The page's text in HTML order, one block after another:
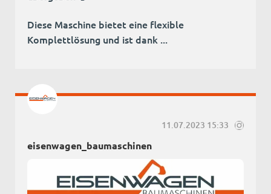
Diese Maschine bietet eine flexible
Komplettlösung und ist dank ...
11.07.2023 15:33
eisenwagen_baumaschinen